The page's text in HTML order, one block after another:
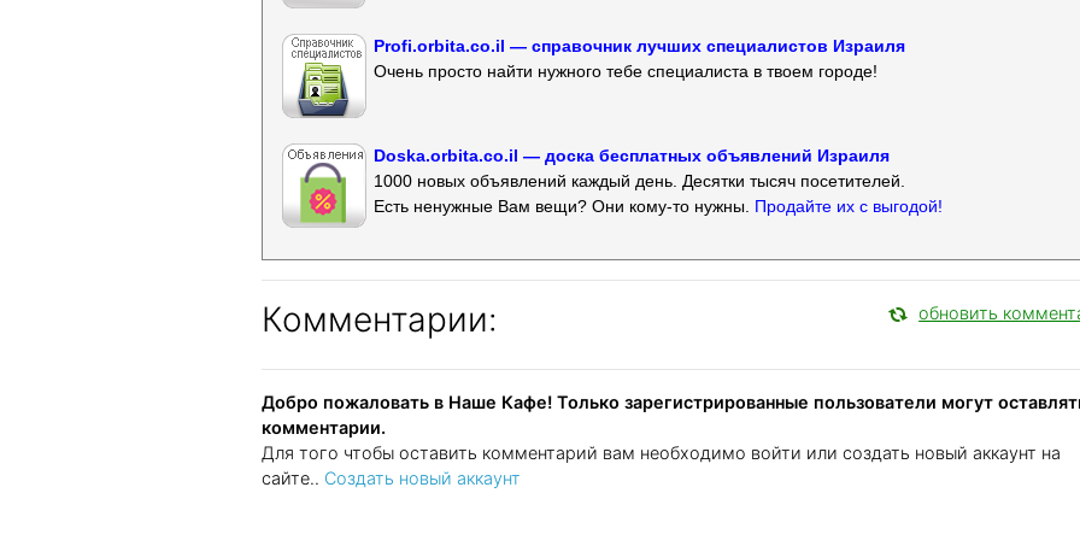
Profi.orbita.co.il — справочник лучших специалистов Израиля
Очень просто найти нужного тебе специалиста в твоем городе!
Doska.orbita.co.il — доска бесплатных объявлений Израиля
1000 новых объявлений каждый день. Десятки тысяч посетителей.
Есть ненужные Вам вещи? Они кому-то нужны. Продайте их с выгодой!
Комментарии: обновить
Добро пожаловать в Наше Кафе! Только зарегистрированные пользователи могут
комментарии.
Для того чтобы оставить комментарий вам необходимо войти или создать новый аккаунт на
сайте.. Создать новый аккаунт